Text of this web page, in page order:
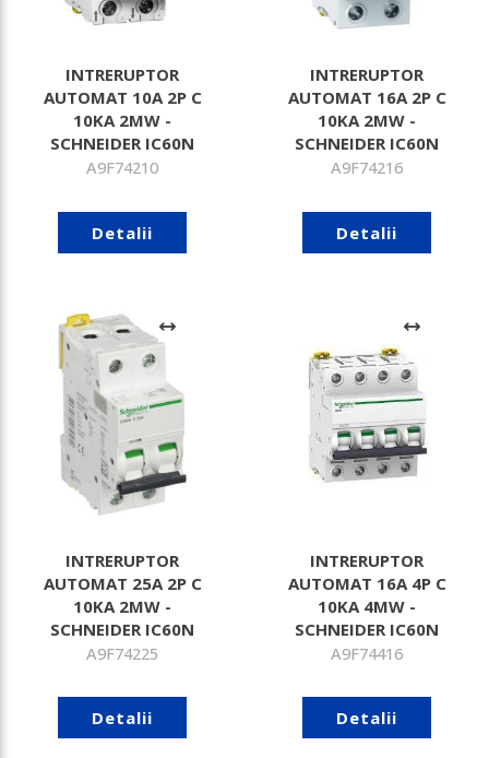
INTRERUPTOR
AUTOMAT 10A 2P C
10KA 2MW -
SCHNEIDER IC60N
A9F74210
Detalii
INTRERUPTOR
AUTOMAT 16A 2P C
10KA 2MW -
SCHNEIDER IC60N
A9F74216
Detalii
INTRERUPTOR
AUTOMAT 25A 2P C
10KA 2MW -
SCHNEIDER IC60N
A9F74225
Detalii
INTRERUPTOR
AUTOMAT 16A 4P C
10KA 4MW -
SCHNEIDER IC60N
A9F74416
Detalii